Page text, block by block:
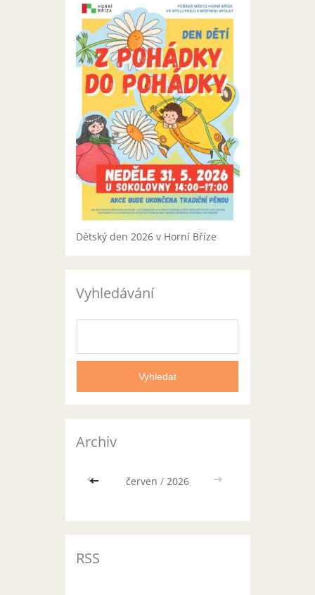
Dětský den 2026 v Horní Bříze
Vyhledávání
Archiv
<< červen / 2026 >>
RSS